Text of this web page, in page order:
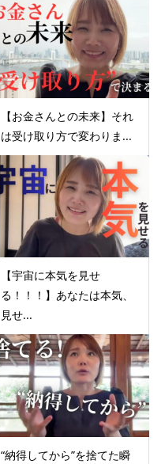
【お金さんとの未来】それ
は受け取り方で変わりま...
【宇宙に本気を見せ
る！！！】あなたは本気、
見せ...
“納得してから”を捨てた瞬